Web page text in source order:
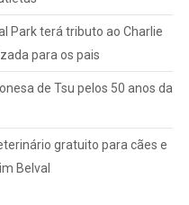
Park terá tributo ao Charlie
para os pais
de Tsu pelos 50 anos da
gratuito para cães e
Belval